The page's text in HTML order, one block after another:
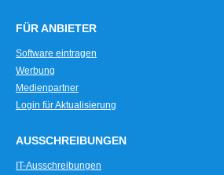
FÜR ANBIETER
Software eintragen
Werbung
Medienpartner
Login für Aktualisierung
AUSSCHREIBUNGEN
IT-Ausschreibungen